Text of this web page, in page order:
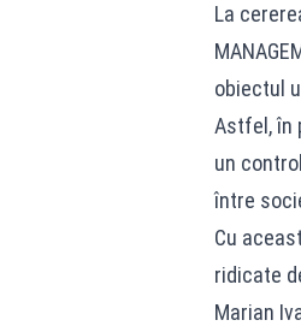
La
obiectul
Astfel, în
un
între
Cu
ridicate
Marian